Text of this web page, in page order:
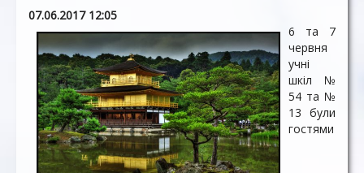
07.06.2017 12:05
6 та 7
червня
учні
шкіл №
54 та №
13 були
гостями